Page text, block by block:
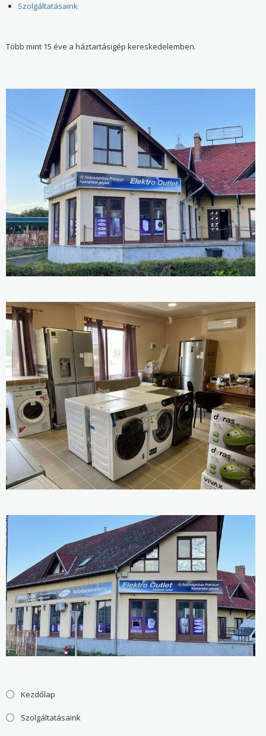
Szolgáltatásaink
Több mint 15 éve a háztartásigép kereskedelemben.
Kezdőlap
Szolgáltatásaink